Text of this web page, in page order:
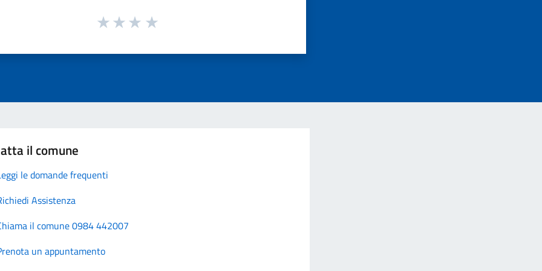
il comune
le domande frequenti
Assistenza
il comune 0984 442007
un appuntamento